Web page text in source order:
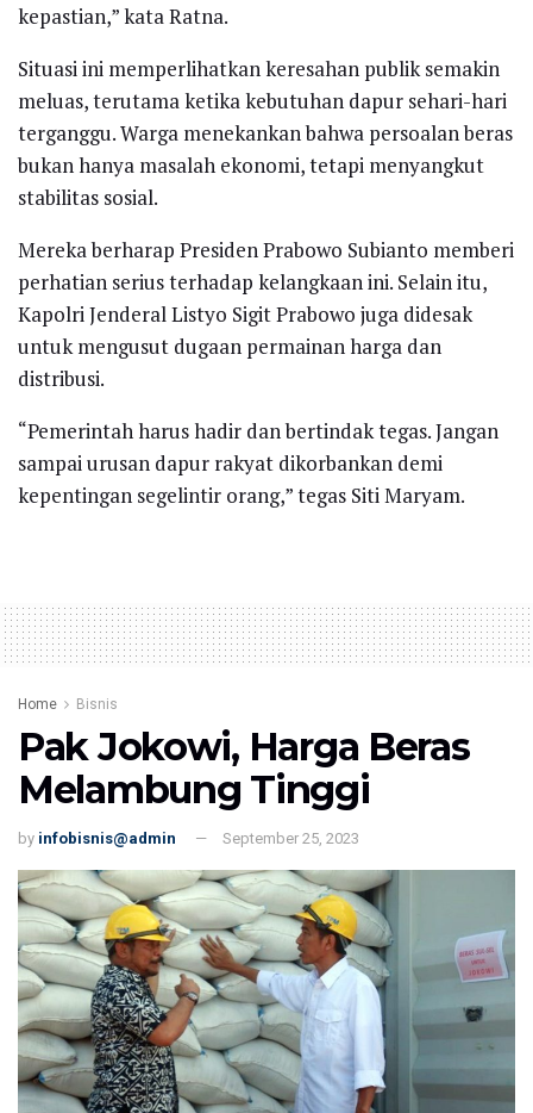
kepastian,” kata Ratna.
Situasi ini memperlihatkan keresahan publik semakin
meluas, terutama ketika kebutuhan dapur sehari-hari
terganggu. Warga menekankan bahwa persoalan beras
bukan hanya masalah ekonomi, tetapi menyangkut
stabilitas sosial.
Mereka berharap Presiden Prabowo Subianto memberi
perhatian serius terhadap kelangkaan ini. Selain itu,
Kapolri Jenderal Listyo Sigit Prabowo juga didesak
untuk mengusut dugaan permainan harga dan
distribusi.
“Pemerintah harus hadir dan bertindak tegas. Jangan
sampai urusan dapur rakyat dikorbankan demi
kepentingan segelintir orang,” tegas Siti Maryam.
Home Bisnis
Pak Jokowi, Harga Beras
Melambung Tinggi
by infobisnis@admin September 25, 2023